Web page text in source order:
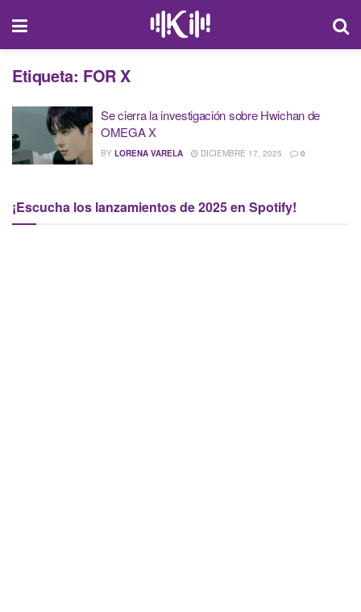
Etiqueta: FOR X
Se cierra la investigación sobre Hwichan de
OMEGA X
BY LORENA VARELA DICIEMBRE 17, 2025 0
¡Escucha los lanzamientos de 2025 en Spotify!